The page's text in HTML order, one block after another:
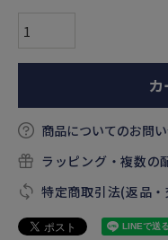
商品についてのお問
ラッピング・複数の
特定商取引法(返品